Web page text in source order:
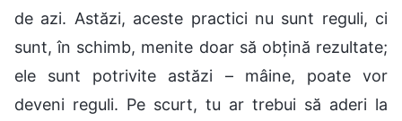
de azi. Astăzi, aceste practici nu sunt reguli, ci
sunt, în schimb, menite doar să obțină rezultate;
ele sunt potrivite astăzi – mâine, poate vor
deveni reguli. Pe scurt, tu ar trebui să aderi la